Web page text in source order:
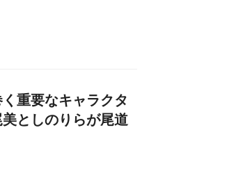
重要なキャラクタ
としのりらが尾道